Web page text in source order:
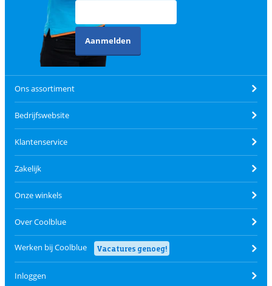
Aanmelden
Ons assortiment
Bedrijfswebsite
Klantenservice
Zakelijk
Onze winkels
Over Coolblue
Werken bij Coolblue Vacatures genoeg!
Inloggen